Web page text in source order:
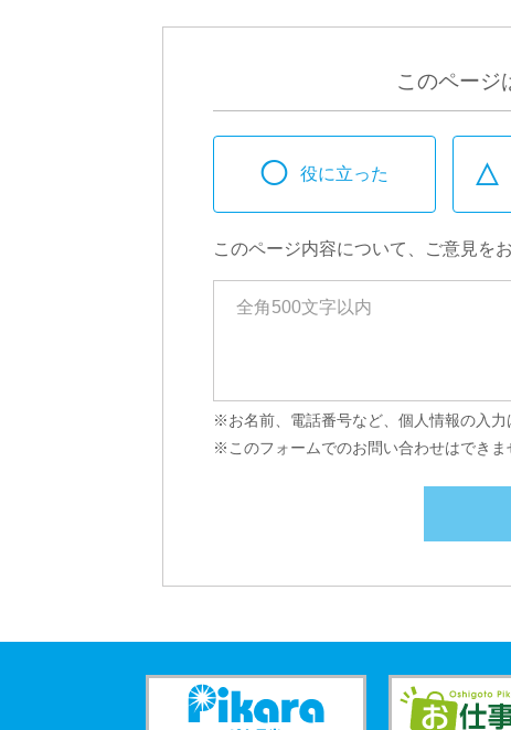
このページ
◯ 役に立った △
このページ内容について、ご意見を
※お名前、電話番号など、個人情報の入力
※このフォームでのお問い合わせはできま